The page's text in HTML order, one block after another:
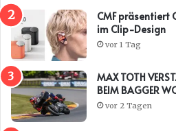
CMF präsentiert
im Clip-Design
vor 1 Tag
MAX TOTH
BEIM BAGGER
vor 2 Tagen